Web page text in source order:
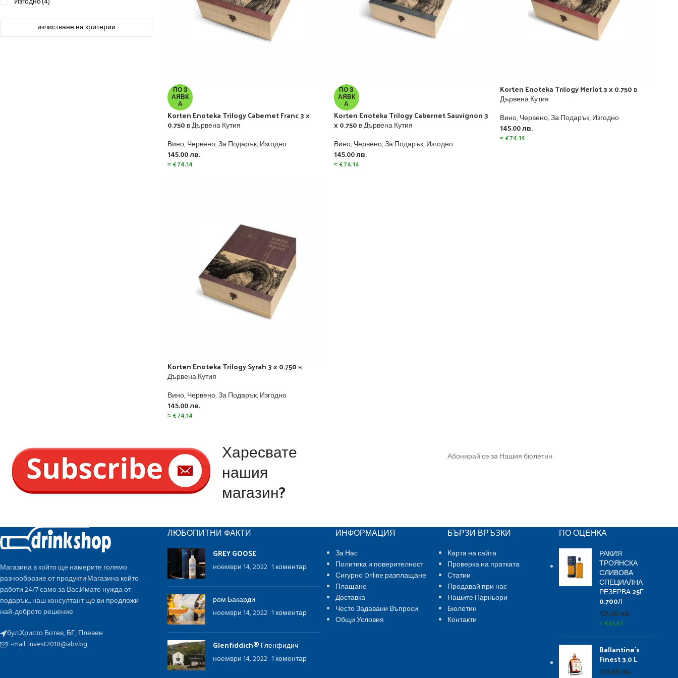
изчистване на критерии
ПО З
АЯВК
А
Korten Enoteka Trilogy Cabernet Franc 3 x
0.750 в Дървена Кутия
Вино,Червено,За Подарък,Изгодно
145.00лв.
≈€74.14
ПО З
АЯВК
А
Korten Enoteka Trilogy Cabernet Sauvignon 3
x 0.750 в Дървена Кутия
Вино,Червено,За Подарък,Изгодно
145.00лв.
≈€74.14
Korten Enoteka Trilogy Merlot 3 x 0.750 в
Дървена Кутия
Вино,Червено,За Подарък,Изгодно
145.00лв.
≈€74.14
Korten Enoteka Trilogy Syrah 3 x 0.750 в
Дървена Кутия
Вино,Червено,За Подарък,Изгодно
145.00лв.
≈€74.14
Харесвате
нашия
магазин?
Абонирай се за Нашия бюлетин.
Магазина в който ще намерите голямо
разнообразие от продукти.Магазина който
работи 24/7 само за Вас.Имате нужда от
подарък... наш консултант ще ви предложи
най-доброто решение.
бул.Христо Ботев, БГ, Плевен
E-mail:invest2018@abv.bg
ЛЮБОПИТНИ ФАКТИ
GREY GOOSE
ноември 14, 2022 1 коментар
ром Бакарди
ноември 14, 2022 1 коментар
Glenfiddich® Гленфидич
ноември 14, 2022 1 коментар
ИНФОРМАЦИЯ
За Нас
Политика и поверителност
Сигурно Online разплащане
Плащане
Доставка
Често Задавани Въпроси
Общи Условия
БЪРЗИ ВРЪЗКИ
Карта на сайта
Проверка на пратката
Статии
Продавай при нас
Нашите Парньори
Бюлетин
Контакти
ПО ОЦЕНКА
РАКИЯ
ТРОЯНСКА
СЛИВОВА
СПЕЦИАЛНА
РЕЗЕРВА 25Г
0.700Л
121.00лв.
≈€61.87
Ballantine`s
Finest 3.0 L
123.00лв.